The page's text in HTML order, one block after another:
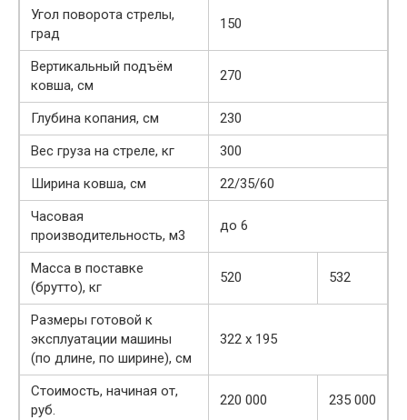
Угол поворота стрелы,
град
150
Вертикальный подъём
ковша, см
270
Глубина копания, см
230
Вес груза на стреле, кг
300
Ширина ковша, см
22/35/60
Часовая
производительность, м3
до 6
Масса в поставке
(брутто), кг
520 532
Размеры готовой к
эксплуатации машины
(по длине, по ширине), см
322 х 195
Стоимость, начиная от,
руб.
220 000 235 000